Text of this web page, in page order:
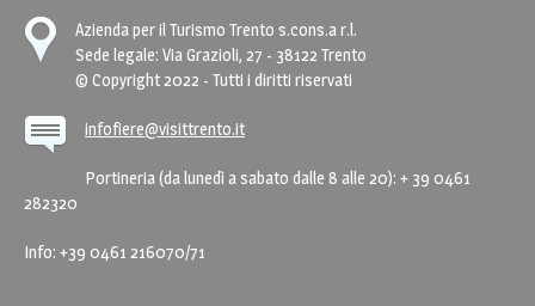
Azienda per il Turismo Trento s.cons.a r.l.
Sede legale: Via Grazioli, 27 - 38122 Trento
© Copyright 2022 - Tutti i diritti riservati
infofiere@visittrento.it
Portineria (da lunedì a sabato dalle 8 alle 20): + 39 0461
282320
Info: +39 0461 216070/71